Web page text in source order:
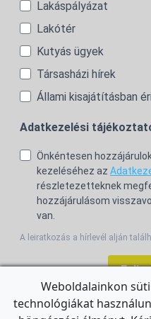
Lakáspályázat
Lakótér
Kutyás ügyek
Társasházi hírek
Állami kisajátításban
Adatkezelési
Önkéntesen
kezeléséhez az
részletezetteknek
hozzájárulásom
van.
A leiratkozás a hírlevél alján
Weboldalainkon
technológiákat